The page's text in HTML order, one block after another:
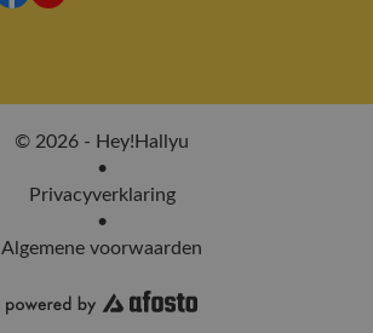
© 2026 - Hey!Hallyu
•
Privacyverklaring
•
Algemene voorwaarden